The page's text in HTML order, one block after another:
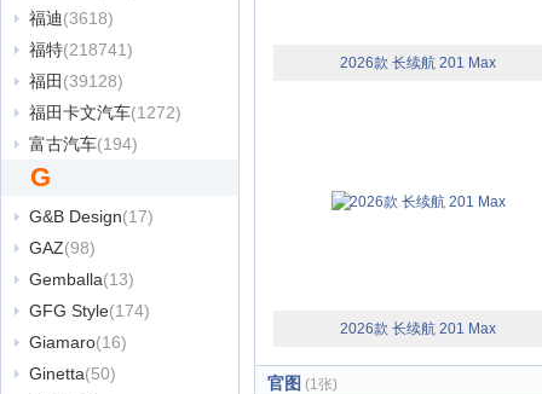
福迪(3618)
福特(218741)
福田 (39128)
福田卡文汽车(1272)
富古汽车(194)
G
G&B Design(17)
GAZ(98)
Gemballa(13)
GFG Style(174)
Giamaro(16)
Ginetta(50)
2026款 长续航 201 Max
2026款 长续航 201 Max
官图 (1张)